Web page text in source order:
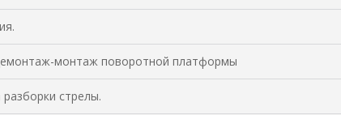
монтаж поворотной платформы
стрелы.